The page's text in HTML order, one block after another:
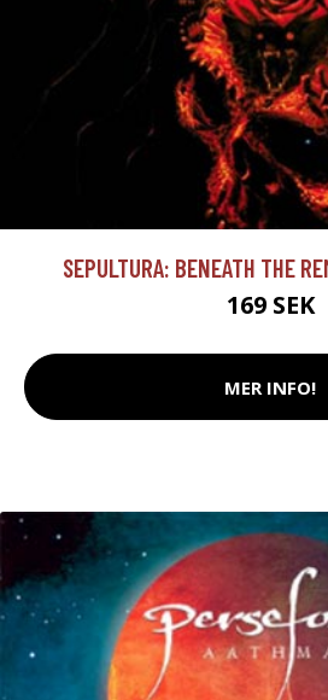
SEPULTURA: BENEATH THE
169 SEK
MER INFO!